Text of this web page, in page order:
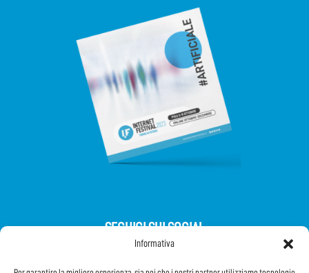
Informativa
SEGUICI SUI SOCIAL